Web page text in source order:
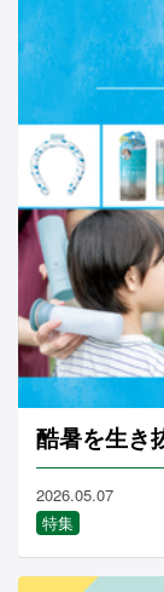
酷暑を生き
2026.05.07
特集